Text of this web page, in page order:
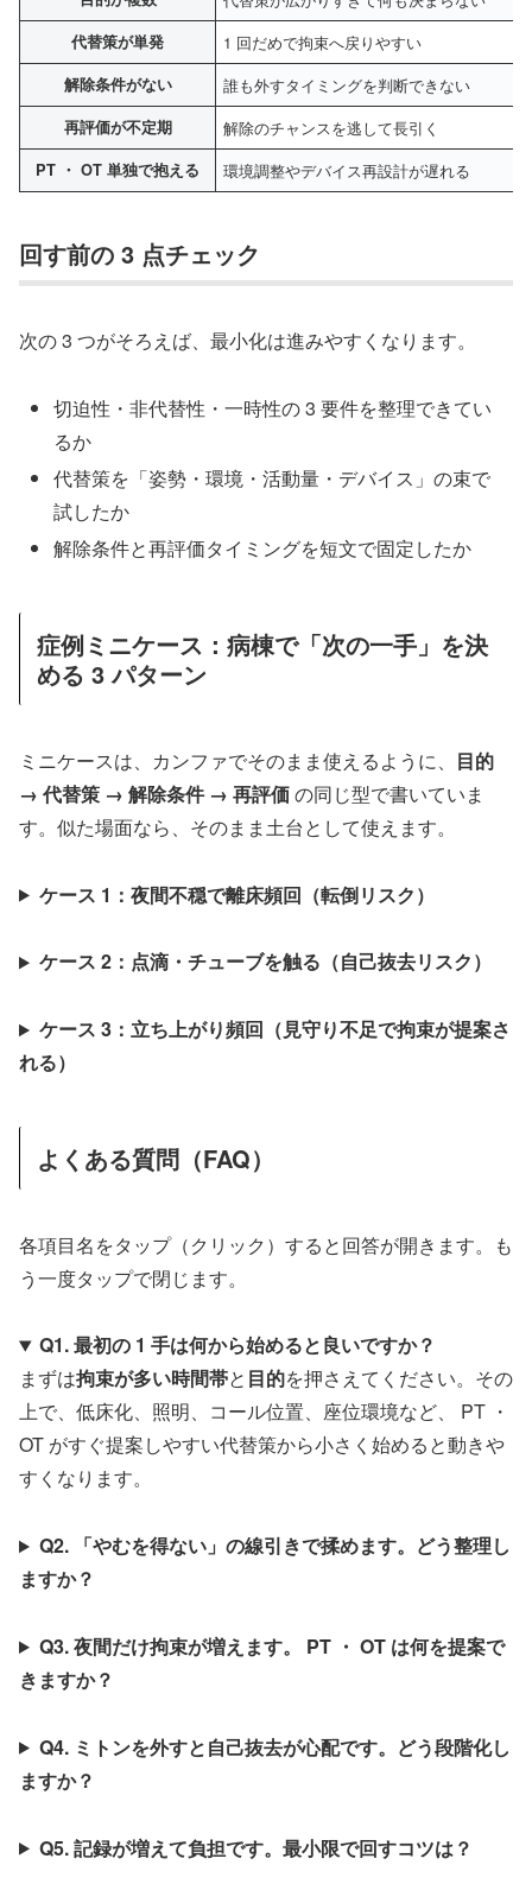
代替策が単発 1 回だめで拘束へ戻りやすい
解除条件がない 誰も外すタイミングを判断できない
再評価が不定期 解除のチャンスを逃して長引く
PT ・ OT 単独で抱える 環境調整やデバイス再設計が遅れる
回す前の 3 点チェック
次の 3 つがそろえば、最小化は進みやすくなります。
切迫性・非代替性・一時性の 3 要件を整理できてい
るか
代替策を「姿勢・環境・活動量・デバイス」の束で
試したか
解除条件と再評価タイミングを短文で固定したか
症例ミニケース：病棟で「次の一手」を決
める 3 パターン
ミニケースは、カンファでそのまま使えるように、 目的
→ 代替策 → 解除条件 → 再評価の同じ型で書いていま
す。似た場面なら、そのまま土台として使えます。
ケース 1：夜間不穏で離床頻回（転倒リスク）
ケース 2：点滴・チューブを触る（自己抜去リスク）
ケース 3：立ち上がり頻回（見守り不足で拘束が提案さ
れる）
よくある質問（FAQ）
各項目名をタップ（クリック）すると回答が開きます。も
う一度タップで閉じます。
Q1. 最初の 1 手は何から始めると良いですか？
まずは拘束が多い時間帯と 目的を押さえてください。その
上で、低床化、照明、コール位置、座位環境など、 PT ・
OT がすぐ提案しやすい代替策から小さく始めると動きや
すくなります。
Q2. 「やむを得ない」の線引きで揉めます。どう整理し
ますか？
Q3. 夜間だけ拘束が増えます。 PT ・ OT は何を提案で
きますか？
Q4. ミトンを外すと自己抜去が心配です。どう段階化し
ますか？
Q5. 記録が増えて負担です。最小限で回すコツは？